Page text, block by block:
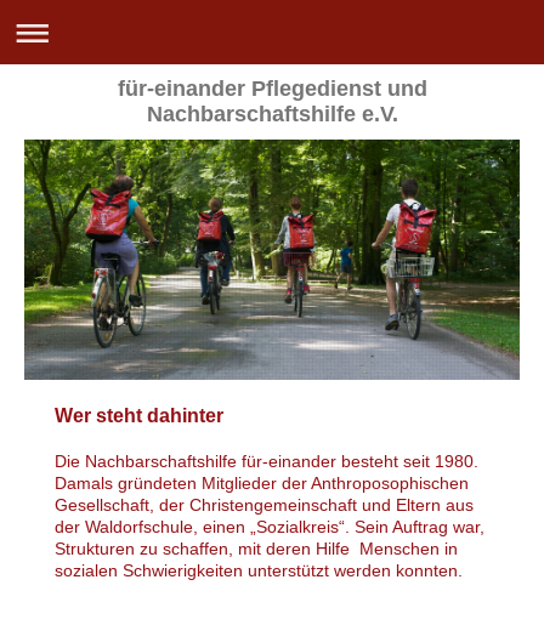
für-einander Pflegedienst und
Nachbarschaftshilfe e.V.
Wer steht dahinter
Die Nachbarschaftshilfe für-einander besteht seit 1980.
Damals gründeten Mitglieder der Anthroposophischen
Gesellschaft, der Christengemeinschaft und Eltern aus
der Waldorfschule, einen „Sozialkreis“. Sein Auftrag war,
Strukturen zu schaffen, mit deren Hilfe Menschen in
sozialen Schwierigkeiten unterstützt werden konnten.